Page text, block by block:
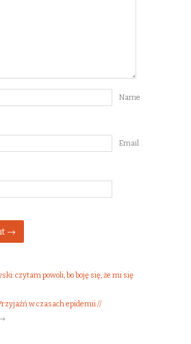
Name
Email
czytam powoli, bo boję się, że mi się
w czasach epidemii //